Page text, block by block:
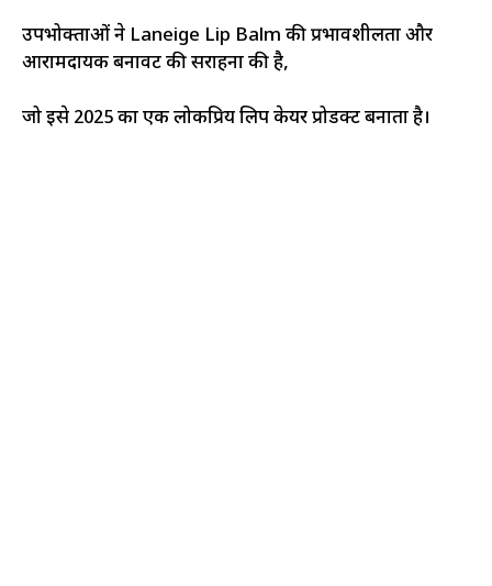
उपभोक्ताओं ने Laneige Lip Balm की प्रभावशीलता और
आरामदायक बनावट की सराहना की है,
जो इसे 2025 का एक लोकप्रिय लिप केयर प्रोडक्ट बनाता है।